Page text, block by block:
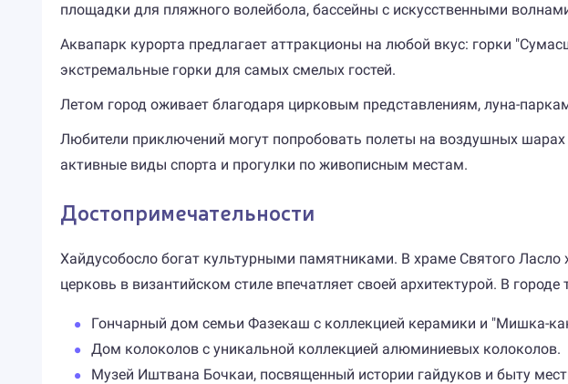
площадки для пляжного волейбола, бассейны с искусственными
Аквапарк курорта предлагает аттракционы на любой вкус: горки
экстремальные горки для самых смелых гостей.
Летом город оживает благодаря цирковым представлениям, луна-
Любители приключений могут попробовать полеты на воздушных
активные виды спорта и прогулки по живописным местам.
Достопримечательности
Хайдусобосло богат культурными памятниками. В храме Святого
церковь в византийском стиле впечатляет своей архитектурой. В
Гончарный дом семьи Фазекаш с коллекцией керамики и "Мишка-
Дом колоколов с уникальной коллекцией алюминиевых колоколов.
Музей Иштвана Бочкаи, посвященный истории гайдуков и быту